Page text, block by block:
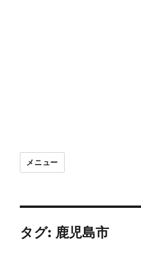
メニュー
タグ: 鹿児島市